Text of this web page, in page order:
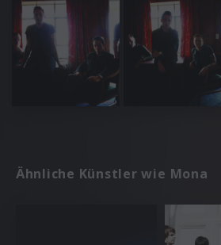
Ähnliche Künstler wie Mona